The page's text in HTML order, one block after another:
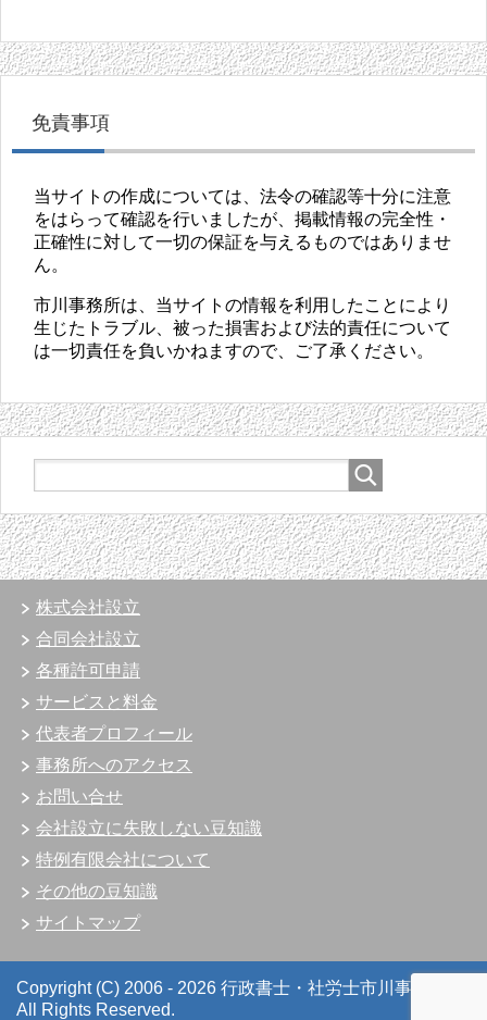
免責事項
当サイトの作成については、法令の確認等十分に注意
をはらって確認を行いましたが、掲載情報の完全性・
正確性に対して一切の保証を与えるものではありませ
ん。
市川事務所は、当サイトの情報を利用したことにより
生じたトラブル、被った損害および法的責任について
は一切責任を負いかねますので、ご了承ください。
株式会社設立
合同会社設立
各種許可申請
サービスと料金
代表者プロフィール
事務所へのアクセス
お問い合せ
会社設立に失敗しない豆知識
特例有限会社について
その他の豆知識
サイトマップ
Copyright (C) 2006 - 2026 行政書士・社労士市川事務所
All Rights Reserved.